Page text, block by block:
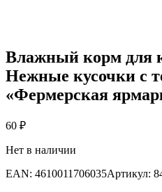
Влажный корм для
Нежные кусочки с
«Фермерская
60 ₽
Нет в наличии
EAN: 4610011706035Артикул: